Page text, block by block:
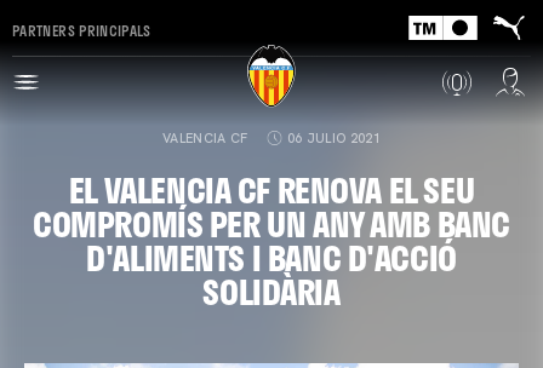
PARTNERS PRINCIPALS
VALENCIA CF 06 JULIO 2021
EL VALENCIA CF RENOVA EL SEU
COMPROMÍS PER UN ANY AMB BANC
D'ALIMENTS I BANC D'ACCIÓ
SOLIDÀRIA